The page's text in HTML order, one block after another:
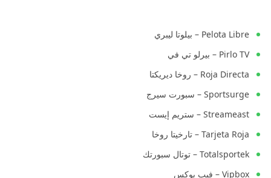
Pelota Libre – بيلوتا ليبري
Pirlo TV – بيرلو تي في
Roja Directa – روخا ديريكتا
Sportsurge – سبورت سيرج
Streameast – ستريم إيست
Tarjeta Roja – تارخيتا روخا
Totalsportek – توتال سبورتك
Vipbox – فيب بوكس